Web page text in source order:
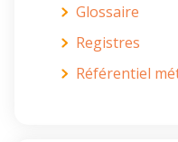
Glossaire
Registres
Référentiel